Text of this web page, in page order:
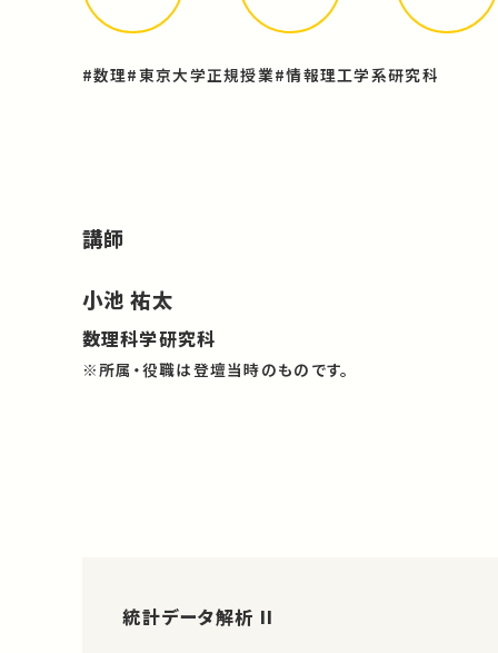
#数理#東京大学正規授業#情報理工学系研究科
講師
小池 祐太
数理科学研究科
※所属・役職は登壇当時のものです。
統計データ解析 II